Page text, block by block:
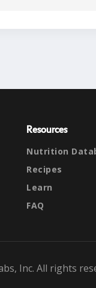
Resources
Nutrition
Recipes
Learn
FAQ
Inc. All rights